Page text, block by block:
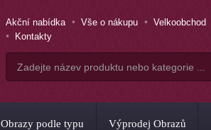
Akční nabídka Vše o nákupu Velkoobchod
Kontakty
Obrazy podle typu Výprodej Obrazů